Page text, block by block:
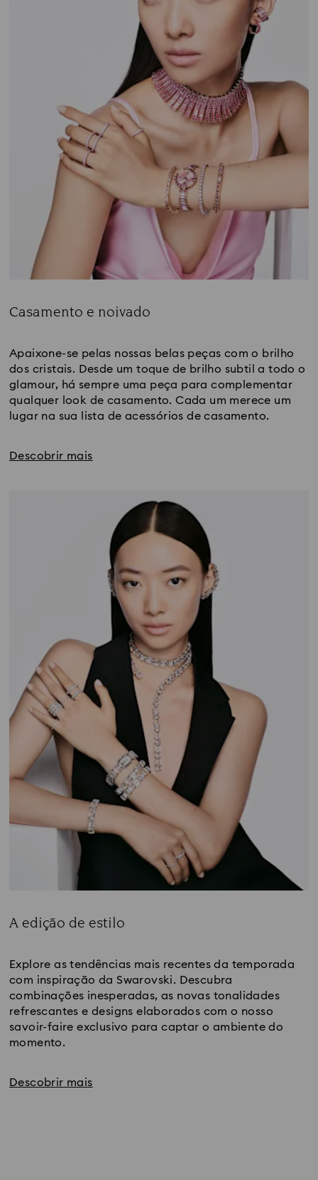
Casamento e noivado
Apaixone-se pelas nossas belas peças com o brilho
dos cristais. Desde um toque de brilho subtil a todo o
glamour, há sempre uma peça para complementar
qualquer look de casamento. Cada um merece um
lugar na sua lista de acessórios de casamento.
Descobrir mais
A edição de estilo
Explore as tendências mais recentes da temporada
com inspiração da Swarovski. Descubra
combinações inesperadas, as novas tonalidades
refrescantes e designs elaborados com o nosso
savoir-faire exclusivo para captar o ambiente do
momento.
Descobrir mais